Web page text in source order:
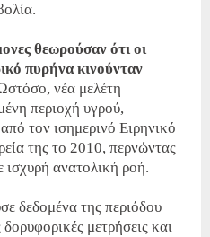
θεωρούσαν ότι οι
πυρήνα κινούνταν
νέα μελέτη
περιοχή υγρού,
τον ισημερινό Ειρηνικό
της το 2010, περνώντας
ανατολική ροή.
δεδομένα της περιόδου
μετρήσεις και